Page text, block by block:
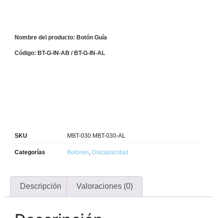
Nombre del producto: Botón Guía
Código: BT-G-IN-AB / BT-G-IN-AL
SKU MBT-030 MBT-030-AL
Categorías Botones Discapacidad
Descripción Valoraciones (0)